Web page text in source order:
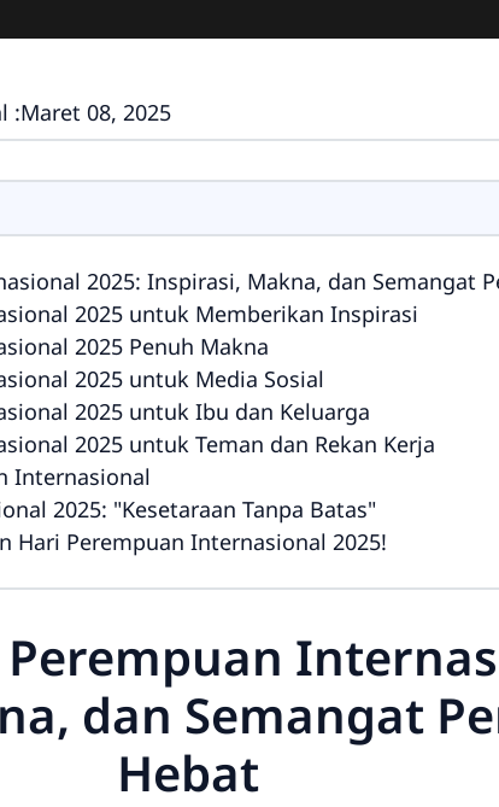
:Maret 08, 2025
2025: Inspirasi, Makna, dan Semangat
2025 untuk Memberikan Inspirasi
2025 Penuh Makna
2025 untuk Media Sosial
2025 untuk Ibu dan Keluarga
2025 untuk Teman dan Rekan Kerja
Internasional
2025: "Kesetaraan Tanpa Batas"
Hari Perempuan Internasional 2025!
dan Semangat
Hebat